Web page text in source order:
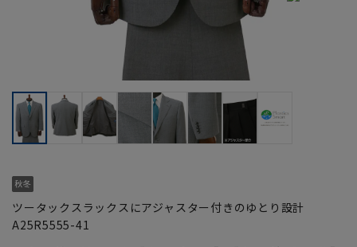
ツータックスラックスにアジャスター付きのゆとり設計
A25R5555-41